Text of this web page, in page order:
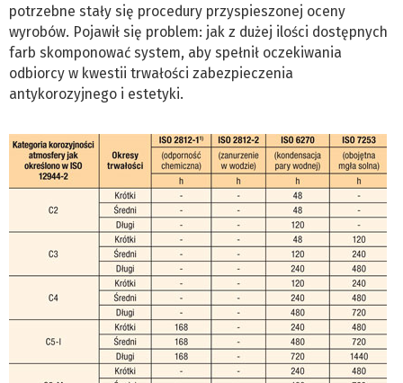
potrzebne stały się procedury przyspieszonej oceny
wyrobów. Pojawił się problem: jak z dużej ilości dostępnych
farb skomponować system, aby spełnił oczekiwania
odbiorcy w kwestii trwałości zabezpieczenia
antykorozyjnego i estetyki.